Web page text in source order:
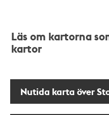
Läs om kartorna
kartor
Nutida karta över